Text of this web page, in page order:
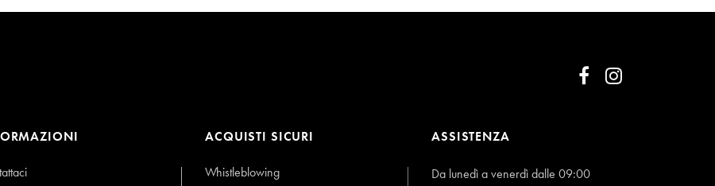
ACQUISTI SICURI
Whistleblowing
ASSISTENZA
Da lunedì a venerdì dalle 09:00